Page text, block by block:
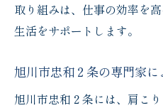
取り組みは、仕事の効率を
生活をサポートします。
旭川市忠和２条の専門家に
旭川市忠和２条には、肩こ